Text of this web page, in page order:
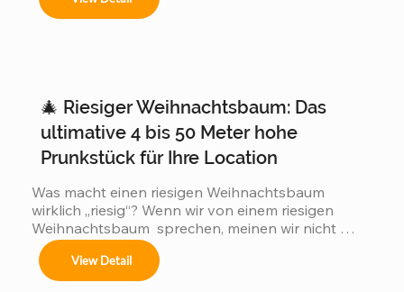
🎄 Riesiger Weihnachtsbaum: Das
ultimative 4 bis 50 Meter hohe
Prunkstück für Ihre Location
Was macht einen riesigen Weihnachtsbaum
wirklich „riesig“? Wenn wir von einem riesigen
Weihnachtsbaum  sprechen, meinen wir nicht
einfach einen 3 oder 5 Meter hohen Baum, wie
man ihn in jedem Einkaufszentrum findet. Wir
meinen gewaltige Konstruktionen  von 4 bis hin zu
View Detail